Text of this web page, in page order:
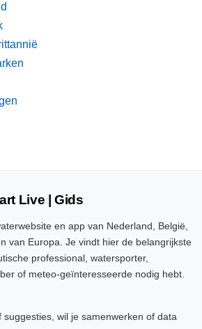
Live | Gids
en app van Nederland, België,
van Europa. Je vindt hier de belangrijkste
professional, watersporter,
of meteo-geïnteresseerde nodig hebt.
wil je samenwerken of data